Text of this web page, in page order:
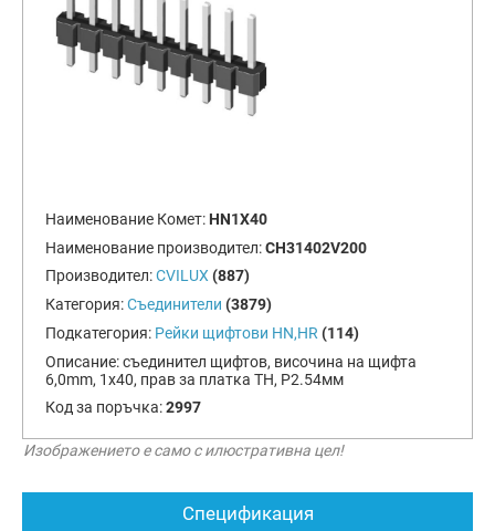
Наименование Комет: HN1X40
Наименование производител:CH31402V200
Производител:CVILUX (887)
Категория:Съединители (3879)
Подкатегория: Рейки щифтови HN,HR (114)
Описание:съединител щифтов, височина на щифта
6,0mm, 1x40, прав за платка TH, Р2.54мм
Код за поръчка:2997
Изображението е само с илюстративна цел!
Спецификация